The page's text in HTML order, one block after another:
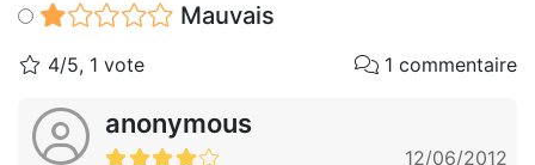
Mauvais
4/5, 1 vote 1 commentaire
anonymous
12/06/2012